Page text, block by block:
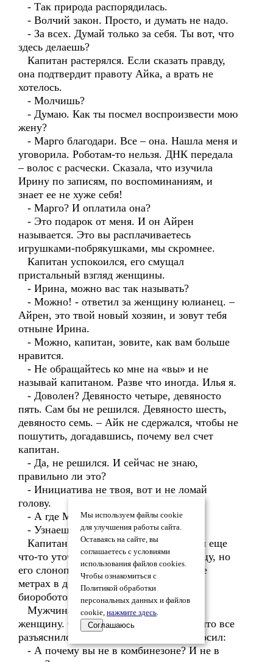
- Так природа распорядилась.
- Волчий закон. Просто, и думать не надо.
- За всех. Думай только за себя. Ты вот, что
здесь делаешь?
Капитан растерялся. Если сказать правду,
она подтвердит правоту Айка, а врать не
хотелось.
- Молчишь?
- Думаю. Как ты посмел воспроизвести мою
жену?
- Марго благодари. Все – она. Нашла меня и
уговорила. Роботам-то нельзя. ДНК передала
– волос с расчески. Сказала, что изучила
Ирину по записям, по воспоминаниям, и
знает ее не хуже себя!
- Марго? И оплатила она?
- Это подарок от меня. И он Айрен
называется. Это вы расплачиваетесь
игрушками-побрякушками, мы скромнее.
Капитан успокоился, его смущал
пристальный взгляд женщины.
- Ирина, можно вас так называть?
- Можно! - ответил за женщину юлианец. –
Айрен, это твой новый хозяин, и зовут тебя
отныне Ирина.
- Можно, капитан, зовите, как вам больше
нравится.
- Не обращайтесь ко мне на «вы» и не
называй капитаном. Разве что иногда. Илья я.
- Доволен? Девяносто четыре, девяносто
пять. Сам бы не решился. Девяносто шесть,
девяносто семь. – Айк не сдержался, чтобы не
пошутить, догадавшись, почему вел счет
капитан.
- Да, не решился. И сейчас не знаю,
правильно ли это?
- Инициатива не твоя, вот и не ломай
голову.
- А где Марго?
- Узнаешь в свое время.
Капитан любовался женщиной, хотел еще
что-то уточнить и повернулся к юлианцу, но
его слоноподобная фигура качалась уже
метрах в десяти, удаляясь от латика с
биороботом.
Мужчина минут пять рассматривал
женщину. Смущение прошло, потому что все
разъяснилось. Не отрывая взгляда, спросил:
- А почему вы не в комбинезоне? И не в
Мы используем файлы cookie
для улучшения работы сайта.
Оставаясь на сайте, вы
соглашаетесь с условиями
использования файлов cookies.
Чтобы ознакомиться с
Политикой обработки
персональных данных и файлов
cookie, нажмите здесь.
Соглашаюсь